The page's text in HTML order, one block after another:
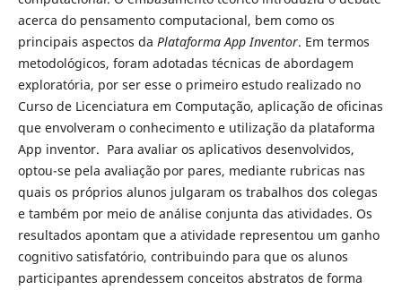
acerca do pensamento computacional, bem como os
principais aspectos da Plataforma App Inventor. Em termos
metodológicos, foram adotadas técnicas de abordagem
exploratória, por ser esse o primeiro estudo realizado no
Curso de Licenciatura em Computação, aplicação de oficinas
que envolveram o conhecimento e utilização da plataforma
App inventor. Para avaliar os aplicativos desenvolvidos,
optou-se pela avaliação por pares, mediante rubricas nas
quais os próprios alunos julgaram os trabalhos dos colegas
e também por meio de análise conjunta das atividades. Os
resultados apontam que a atividade representou um ganho
cognitivo satisfatório, contribuindo para que os alunos
participantes aprendessem conceitos abstratos de forma